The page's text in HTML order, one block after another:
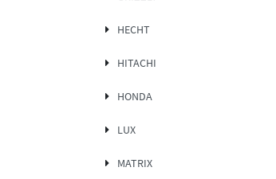
HECHT
HITACHI
HONDA
LUX
MATRIX